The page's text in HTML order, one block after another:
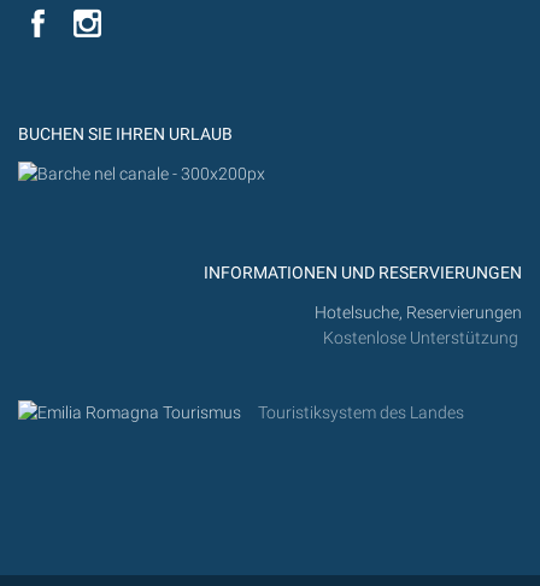
YouTube
BUCHEN SIE IHREN URLAUB
INFORMATIONEN UND RESERVIERUNGEN
Hotelsuche, Reservierungen
Kostenlose Unterstützung
Touristiksystem des Landes